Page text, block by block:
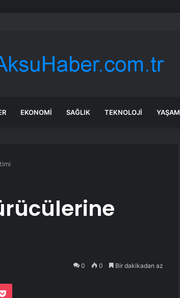
feci ölüm: Servis şoförüne midibüs çarptı
EKONOMI SAĞLIK TEKNOLOJI YAŞAM
0 0 Bir dakikadan az
Pocket